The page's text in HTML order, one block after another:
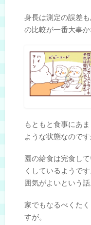
身長は測定の誤差
の比較が一番大事か
もともと食事にあ
ような状態なので
園の給食は完食し
くしているようで
囲気がよいという話
家でもなるべくた
すが。